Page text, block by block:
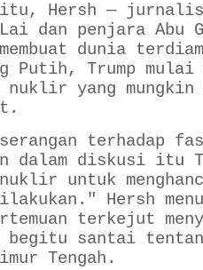
Hersh — jurnalis
Lai dan penjara
dunia
Putih, Trump
yang mungkin
serangan terhadap
dalam diskusi itu
untuk
Hersh
terkejut
santai
Tengah.